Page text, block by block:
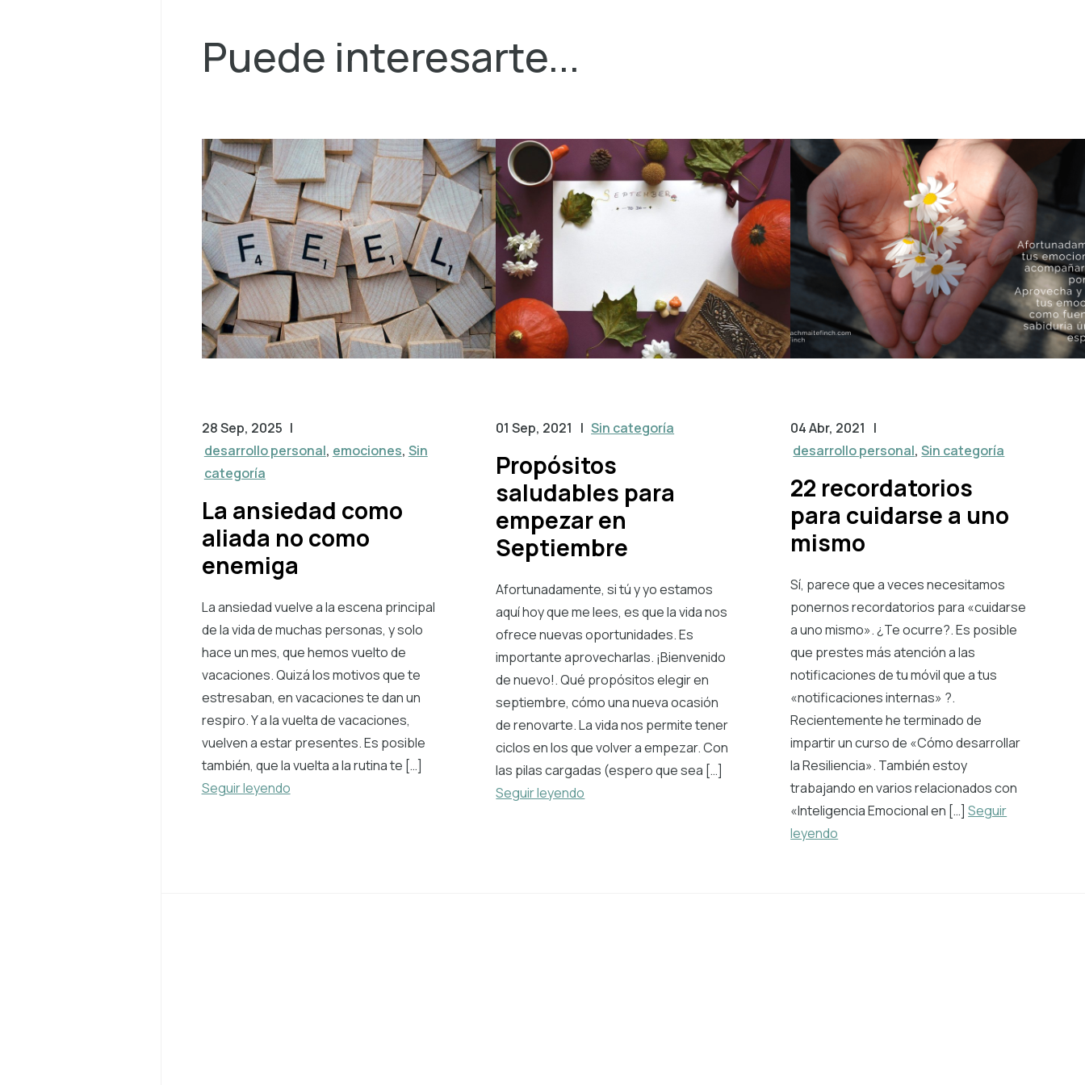
Puede interesarte...
28 Sep, 2025 |
desarrollo personal, emociones, Sin
categoría
La ansiedad como
aliada no como
enemiga
La ansiedad vuelve a la escena principal
de la vida de muchas personas, y solo
hace un mes, que hemos vuelto de
vacaciones. Quizá los motivos que te
estresaban, en vacaciones te dan un
respiro. Y a la vuelta de vacaciones,
vuelven a estar presentes. Es posible
también, que la vuelta a la rutina te […]
Seguir leyendo
01 Sep, 2021 | Sin categoría
Propósitos
saludables para
empezar en
Septiembre
Afortunadamente, si tú y yo estamos
aquí hoy que me lees, es que la vida nos
ofrece nuevas oportunidades. Es
importante aprovecharlas. ¡Bienvenido
de nuevo!. Qué propósitos elegir en
septiembre, cómo una nueva ocasión
de renovarte. La vida nos permite tener
ciclos en los que volver a empezar. Con
las pilas cargadas (espero que sea […]
Seguir leyendo
04 Abr, 2021 |
desarrollo personal,Sin categoría
22 recordatorios
para cuidarse a uno
mismo
Sí, parece que a veces necesitamos
ponernos recordatorios para «cuidarse
a uno mismo». ¿Te ocurre?. Es posible
que prestes más atención a las
notificaciones de tu móvil que a tus
«notificaciones internas» ?.
Recientemente he terminado de
impartir un curso de «Cómo desarrollar
la Resiliencia». También estoy
trabajando en varios relacionados con
«Inteligencia Emocional en […]Seguir
leyendo